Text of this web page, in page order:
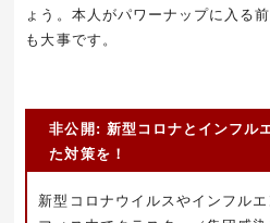
ょう。本人がパワーナップに入る
も大事です。
非公開: 新型コロナとインフル
た対策を！
新型コロナウイルスやインフル